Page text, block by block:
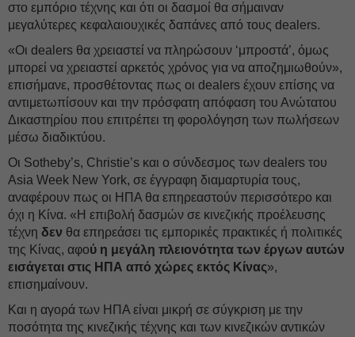
στο εμπόριο τέχνης και ότι οι δασμοί θα σήμαιναν
μεγαλύτερες κεφαλαιουχικές δαπάνες από τους dealers.
«Οι dealers θα χρειαστεί να πληρώσουν ‘μπροστά’, όμως
μπορεί να χρειαστεί αρκετός χρόνος για να αποζημιωθούν»,
επισήμανε, προσθέτοντας πως οι dealers έχουν επίσης να
αντιμετωπίσουν και την πρόσφατη απόφαση του Ανώτατου
Δικαστηρίου που επιτρέπει τη φορολόγηση των πωλήσεων
μέσω διαδικτύου.
Οι Sotheby’s, Christie’s και ο σύνδεσμος των dealers του
Asia Week New York, σε έγγραφη διαμαρτυρία τους,
αναφέρουν πως οι ΗΠΑ θα επηρεαστούν περισσότερο και
όχι η Κίνα. «Η επιβολή δασμών σε κινεζικής προέλευσης
τέχνη δεν θα επηρεάσει τις εμπορικές πρακτικές ή πολιτικές
της Κίνας, αφού η μεγάλη πλειονότητα των έργων αυτών
εισάγεται στις ΗΠΑ από χώρες εκτός Κίνας»,
επισημαίνουν.
Και η αγορά των ΗΠΑ είναι μικρή σε σύγκριση με την
ποσότητα της κινεζικής τέχνης και των κινεζικών αντικών